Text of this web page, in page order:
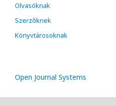
Olvasóknak
Szerzőknek
Könyvtárosoknak
Open Journal Systems